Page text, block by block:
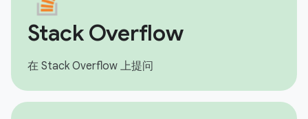
Stack Overflow
在 Stack Overflow 上提问